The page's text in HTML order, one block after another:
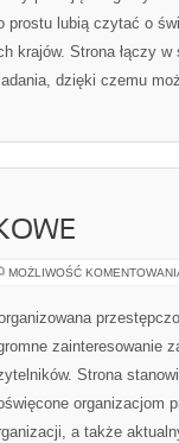
prostu lubią czytać o
krajów. Strona łączy
dzięki czemu
MOŻLIWOŚĆ
zainteresowanie
Strona
organizacjom
a także